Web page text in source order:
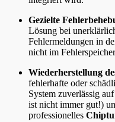
Gezielte
Lösung bei
Fehlermeldungen in
nicht im
Wiederherstellung
fehlerhafte oder
System zuverlässig
ist nicht immer gut!)
professionelles